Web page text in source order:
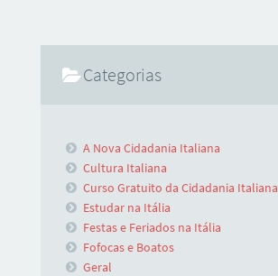
Categorias
A Nova Cidadania Italiana
Cultura Italiana
Curso Gratuito da Cidadania Italiana
Estudar na Itália
Festas e Feriados na Itália
Fofocas e Boatos
Geral